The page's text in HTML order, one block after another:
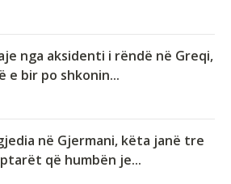
nga aksidenti i rëndë në Greqi,
e bir po shkonin...
në Gjermani, këta janë tre
që humbën je...